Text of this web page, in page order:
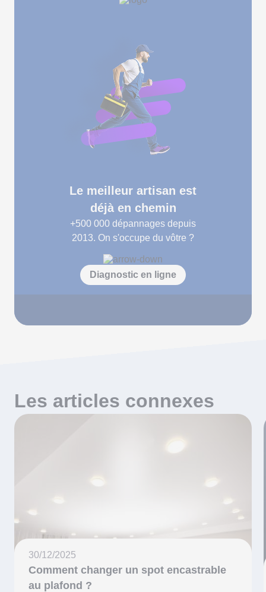
Le meilleur artisan est
déjà en chemin
+500 000 dépannages depuis
2013. On s'occupe du vôtre ?
Diagnostic en ligne
Les articles connexes
30/12/2025
Comment changer un spot encastrable
au plafond ?